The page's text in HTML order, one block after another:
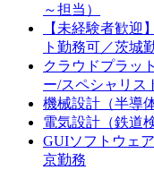
～担当）
【未経験者歓迎
ト勤務可／茨城
クラウドプラッ
ー/スペシャリス
機械設計（半導
電気設計（鉄道
GUIソフトウェ
京勤務